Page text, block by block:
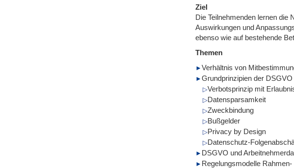
Ziel
Die Teilnehmenden lernen die
Auswirkungen und
ebenso wie auf bestehende
Themen
Verhältnis von
Grundprinzipien der DSGVO
Verbotsprinzip mit
Datensparsamkeit
Zweckbindung
Bußgelder
Privacy by Design
Datenschutz-
DSGVO und
Regelungsmodelle